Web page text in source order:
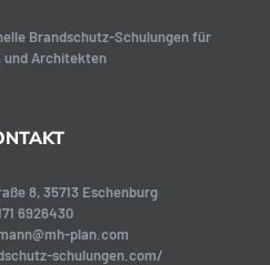
Brandschutz-Schulungen für
und Architekten
8, 35713 Eschenburg
6926430
plan.com
schulungen.com/